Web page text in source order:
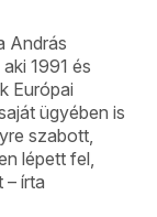
András
1991 és
Európai
ügyében is
szabott,
lépett fel,
– írta